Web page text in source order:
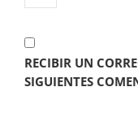
RECIBIR UN
SIGUIENTES